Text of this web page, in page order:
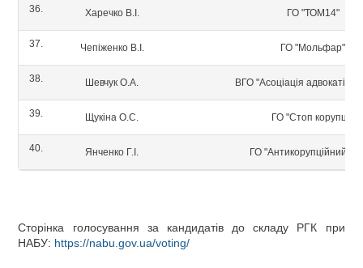
36. Харечко В.І. ГО "ТОМ14"
37. Чепіженко В.І. ГО "Мольфар"
38. Шевчук О.А. ВГО "Асоціація адвокатів
39. Щукіна О.С. ГО "Стоп корупції"
40. Янченко Г.І. ГО "Антикорупційний
Сторінка голосування за кандидатів до складу РГК при
НАБУ: https://nabu.gov.ua/voting/